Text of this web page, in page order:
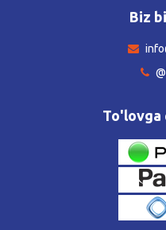
Biz
To'lovga